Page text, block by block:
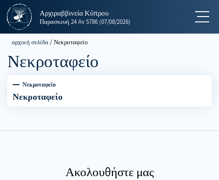
Αρχιραββινεία Κύπρου
Παρασκευή 24 Av 5786 (07/08/2026) תפריט
αρχική σελίδα/Νεκροταφείο
Νεκροταφείο
Νεκροταφείο
Νεκροταφείο
Ακολουθήστε μας